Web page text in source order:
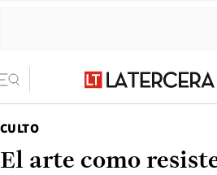
CULTO
El arte como